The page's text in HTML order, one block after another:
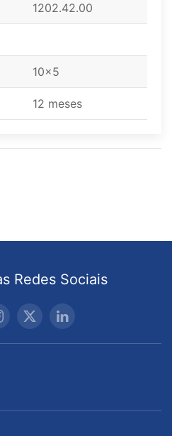
1202.42.00
10x5
12 meses
Redes Sociais